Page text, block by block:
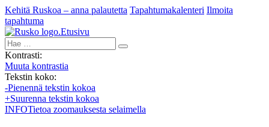
Kehitä Ruskoa – anna palautetta Tapahtumakalenteri Ilmoita
tapahtuma
Etusivu
Hae:
Kontrasti:
Muuta kontrastia
Tekstin koko:
-Pienennä tekstin kokoa
+Suurenna tekstin kokoa
INFOTietoa zoomauksesta selaimella